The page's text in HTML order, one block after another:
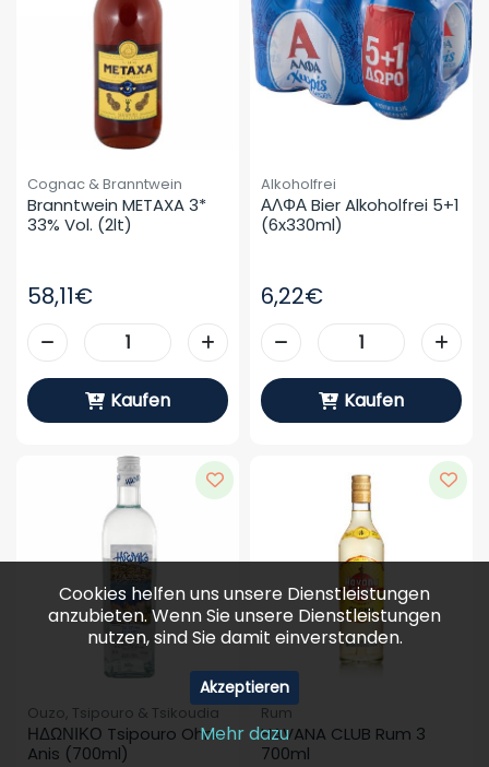
Cognac & Branntwein
Branntwein METAXA 3*
33% Vol. (2lt)
58,11€
Kaufen
Alkoholfrei
ΑΛΦΑ Bier Alkoholfrei 5+1
(6x330ml)
6,22€
Kaufen
Ouzo, Tsipouro & Tsikoudia
ΗΔΩΝΙΚΟ Tsipouro Ohne
Anis (700ml)
Rum
HAVANA CLUB Rum 3
700ml
Cookies helfen uns unsere Dienstleistungen
anzubieten. Wenn Sie unsere Dienstleistungen
nutzen, sind Sie damit einverstanden.
Akzeptieren
Mehr dazu